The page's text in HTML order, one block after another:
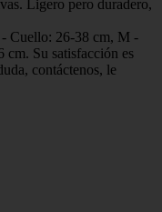
Ligero pero duradero,
Cuello: 26-38 cm, M -
Su satisfacción es
contáctenos, le